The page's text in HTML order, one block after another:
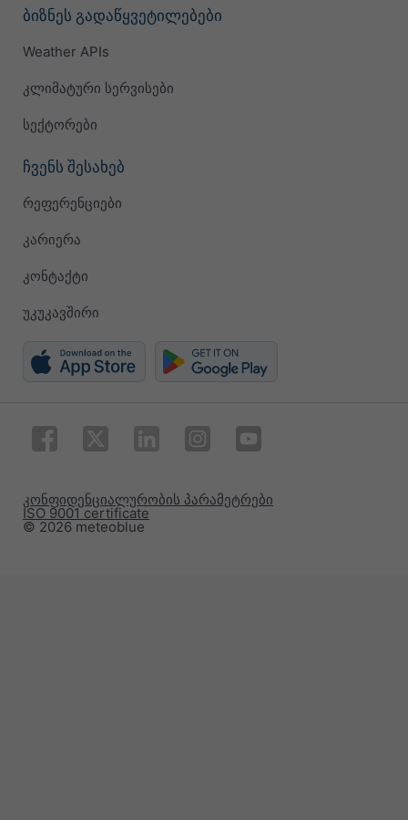
ბიზნეს გადაწყვეტილებები
Weather APIs
კლიმატური სერვისები
სექტორები
ჩვენს შესახებ
რეფერენციები
კარიერა
კონტაქტი
უკუკავშირი
© 2026 meteoblue
ISO 9001 certificate
კონფიდენციალურობის პარამეტრები